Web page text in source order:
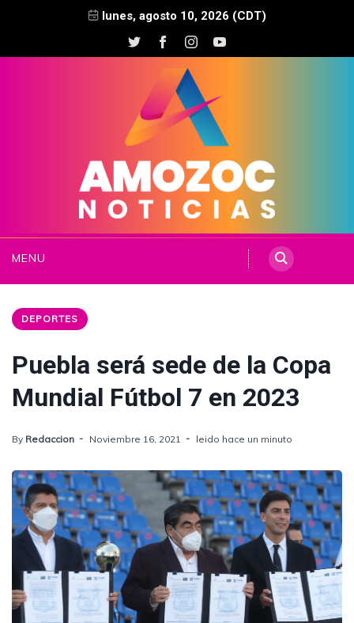
lunes, agosto 10, 2026 (CDT)
MENU
DEPORTES
Puebla será sede de la Copa
Mundial Fútbol 7 en 2023
By Redaccion Noviembre 16, 2021 leido hace un minuto